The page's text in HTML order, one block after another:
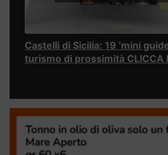
Castelli di Sicilia: 19 ‘mini
turismo di prossimità CLICCA